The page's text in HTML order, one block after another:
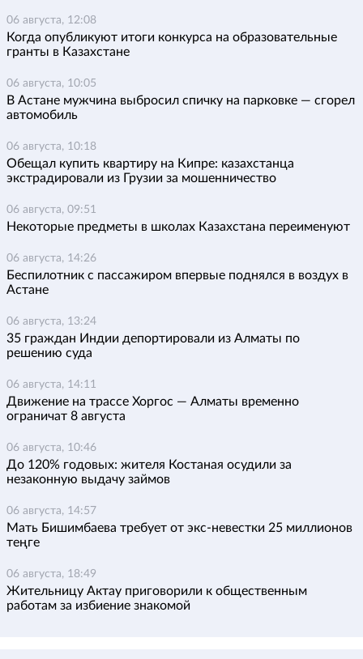
06 августа, 12:08
Когда опубликуют итоги конкурса на образовательные
гранты в Казахстане
06 августа, 10:05
В Астане мужчина выбросил спичку на парковке — сгорел
автомобиль
06 августа, 10:18
Обещал купить квартиру на Кипре: казахстанца
экстрадировали из Грузии за мошенничество
06 августа, 09:51
Некоторые предметы в школах Казахстана переименуют
06 августа, 14:26
Беспилотник с пассажиром впервые поднялся в воздух в
Астане
06 августа, 13:24
35 граждан Индии депортировали из Алматы по
решению суда
06 августа, 14:11
Движение на трассе Хоргос — Алматы временно
ограничат 8 августа
06 августа, 10:46
До 120% годовых: жителя Костаная осудили за
незаконную выдачу займов
06 августа, 14:57
Мать Бишимбаева требует от экс-невестки 25 миллионов
теңге
06 августа, 18:49
Жительницу Актау приговорили к общественным
работам за избиение знакомой